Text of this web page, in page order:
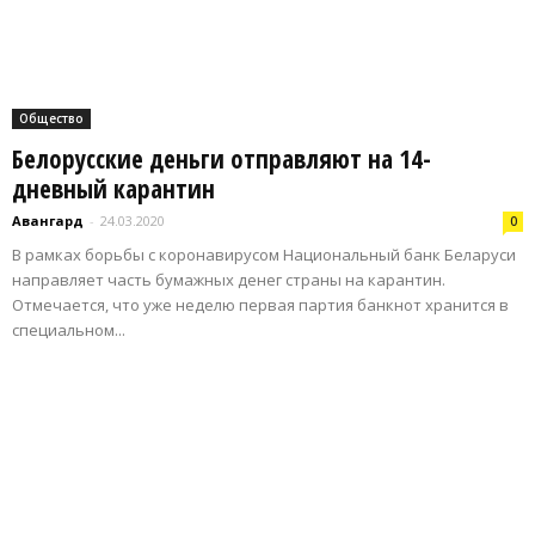
Общество
Белорусские деньги отправляют на 14-
дневный карантин
Авангард - 24.03.2020 0
В рамках борьбы с коронавирусом Национальный банк Беларуси
направляет часть бумажных денег страны на карантин.
Отмечается, что уже неделю первая партия банкнот хранится в
специальном...